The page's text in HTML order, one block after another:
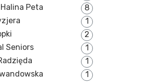
Peta
8
1
2
Seniors
1
1
1